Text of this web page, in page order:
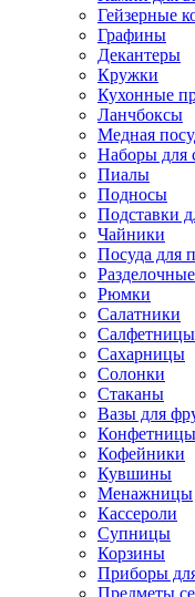
Гейзерные
Графины
Декантеры
Кружки
Кухонные
Ланчбоксы
Медная
Наборы для
Пиалы
Подносы
Подставки
Чайники
Посуда для
Рюмки
Салатники
Салфетницы
Сахарницы
Солонки
Стаканы
Вазы для
Конфетницы
Кофейники
Кувшины
Менажницы
Кассероли
Супницы
Корзины
Приборы
Предметы